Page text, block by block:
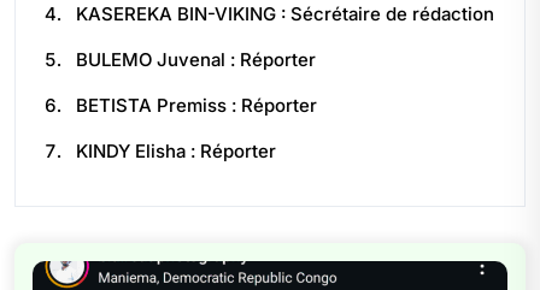
KASEREKA BIN-VIKING : Sécrétaire de rédaction
BULEMO Juvenal : Réporter
BETISTA Premiss : Réporter
KINDY Elisha : Réporter